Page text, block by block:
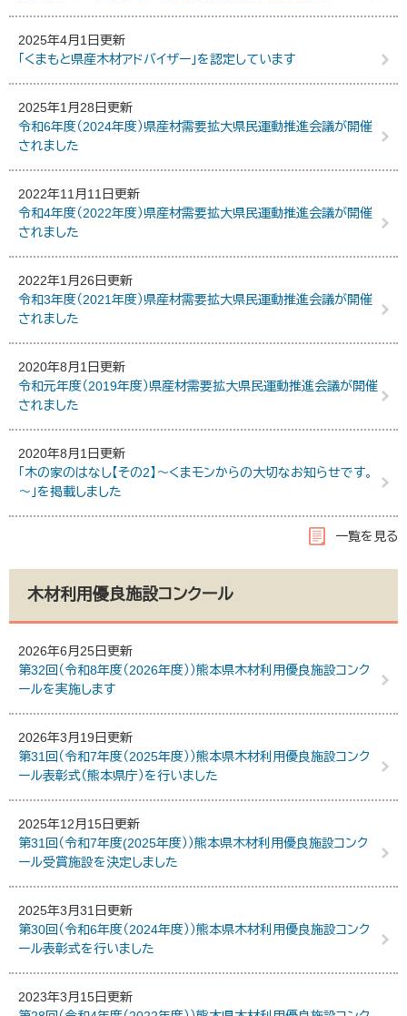
2025年4月1日更新
「くまもと県産木材アドバイザー」を認定しています
2025年1月28日更新
令和6年度（2024年度）県産材需要拡大県民運動推進会議が開催
されました
2022年11月11日更新
令和4年度（2022年度）県産材需要拡大県民運動推進会議が開催
されました
2022年1月26日更新
令和3年度（2021年度）県産材需要拡大県民運動推進会議が開催
されました
2020年8月1日更新
令和元年度（2019年度）県産材需要拡大県民運動推進会議が開催
されました
2020年8月1日更新
「木の家のはなし【その2】～くまモンからの大切なお知らせです。
～」を掲載しました
一覧を見る
木材利用優良施設コンクール
2026年6月25日更新
第32回（令和8年度（2026年度））熊本県木材利用優良施設コンク
ールを実施します
2026年3月19日更新
第31回（令和7年度（2025年度））熊本県木材利用優良施設コンク
ール表彰式（熊本県庁）を行いました
2025年12月15日更新
第31回（令和7年度(2025年度））熊本県木材利用優良施設コンク
ール受賞施設を決定しました
2025年3月31日更新
第30回（令和6年度（2024年度））熊本県木材利用優良施設コンク
ール表彰式を行いました
2023年3月15日更新